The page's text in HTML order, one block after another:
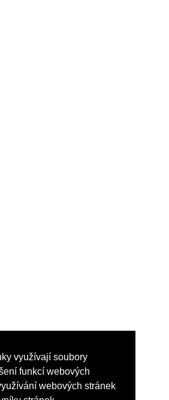
využívají soubory
funkcí webových
webových stránek